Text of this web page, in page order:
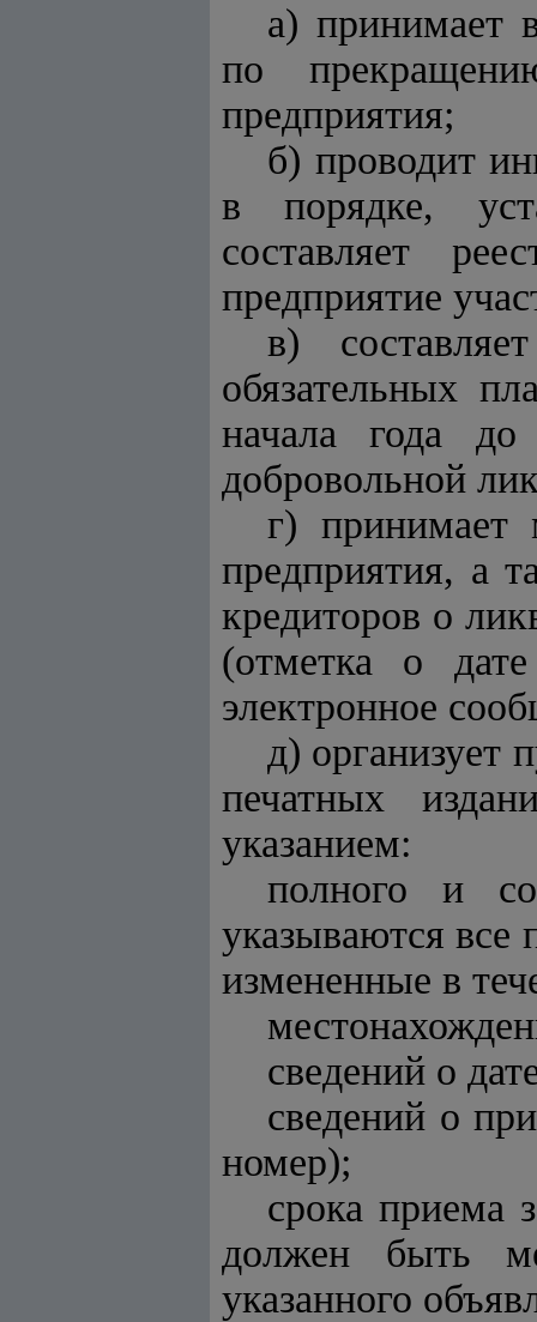
а) принимает
по
предприятия;
б) проводит
в порядке,
составляет
предприятие
в)
обязательных
начала года до
добровольной
г) принимает
предприятия, а
кредиторов о
(отметка о
электронное
д) организует
печатных
указанием:
полного и
указываются
измененные в
сведений о
сведений о
номер);
срока приема
должен быть
указанного